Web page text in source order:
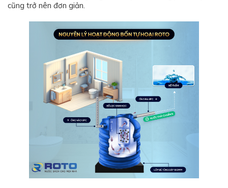
cũng trở nên đơn giản.